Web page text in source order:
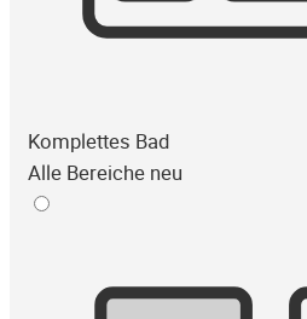
Komplettes Bad
Alle Bereiche neu